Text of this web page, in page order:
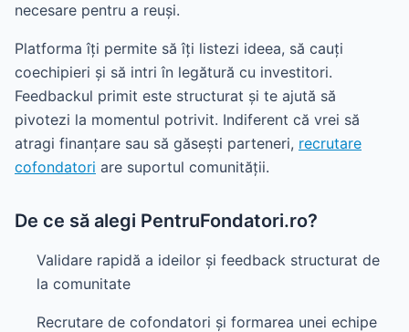
necesare pentru a reuși.
Platforma îți permite să îți listezi ideea, să cauți
coechipieri și să intri în legătură cu investitori.
Feedbackul primit este structurat și te ajută să
pivotezi la momentul potrivit. Indiferent că vrei să
atragi finanțare sau să găsești parteneri, recrutare
cofondatori are suportul comunității.
De ce să alegi PentruFondatori.ro?
Validare rapidă a ideilor și feedback structurat de
la comunitate
Recrutare de cofondatori și formarea unei echipe